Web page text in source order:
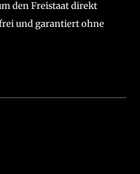
den Freistaat direkt
und garantiert ohne